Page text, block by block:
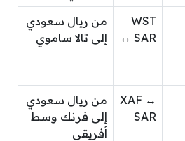
WST
↔ SAR
من ريال سعودي
إلى تالا ساموي
XAF ↔
SAR
من ريال سعودي
إلى فرنك وسط
أفريقي